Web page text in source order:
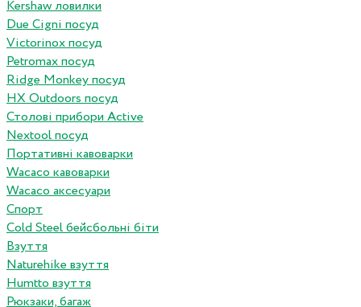
Kershaw ловилки
Due Cigni посуд
Victorinox посуд
Petromax посуд
Ridge Monkey посуд
HX Outdoors посуд
Столові прибори Active
Nextool посуд
Портативні кавоварки
Wacaco кавоварки
Wacaco аксесуари
Спорт
Cold Steel бейсбольні біти
Взуття
Naturehike взуття
Humtto взуття
Рюкзаки, багаж